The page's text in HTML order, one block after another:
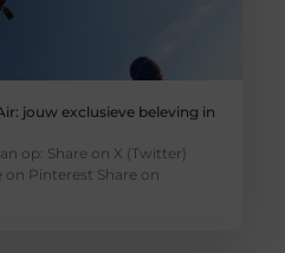
jouw exclusieve beleving in
op: Share on X (Twitter)
on Pinterest Share on